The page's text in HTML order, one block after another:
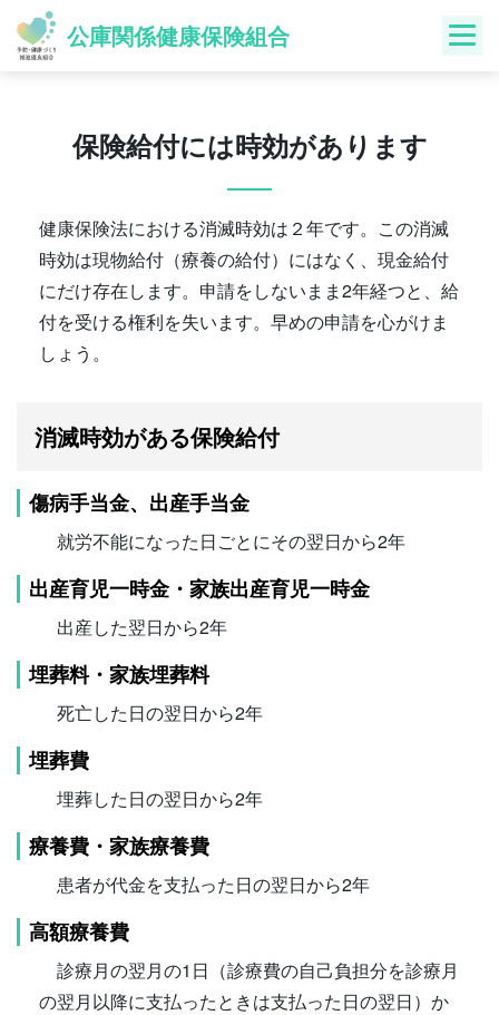
Skip
content
公庫関係健康保険組合
保険給付には時効があります
健康保険法における消滅時効は２年です。この消滅
時効は現物給付（療養の給付）にはなく、現金給付
にだけ存在します。申請をしないまま2年経つと、給
付を受ける権利を失います。早めの申請を心がけま
しょう。
消滅時効がある保険給付
傷病手当金、出産手当金
就労不能になった日ごとにその翌日から2年
出産育児一時金・家族出産育児一時金
出産した翌日から2年
埋葬料・家族埋葬料
死亡した日の翌日から2年
埋葬費
埋葬した日の翌日から2年
療養費・家族療養費
患者が代金を支払った日の翌日から2年
高額療養費
診療月の翌月の1日（診療費の自己負担分を診療月
の翌月以降に支払ったときは支払った日の翌日）か